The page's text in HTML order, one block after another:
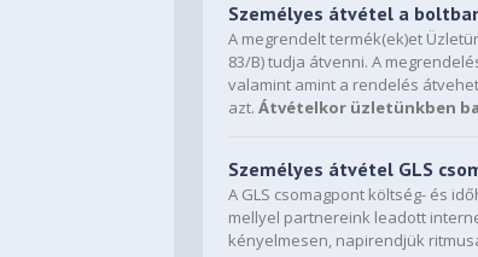
Személyes átvétel a
A megrendelt termék(ek)et
83/B) tudja átvenni. A
valamint amint a rendelés
azt.Átvételkor üzletünkben
Személyes átvétel GLS
A GLS csomagpont költség- és
mellyel partnereink leadott
kényelmesen, napirendjük